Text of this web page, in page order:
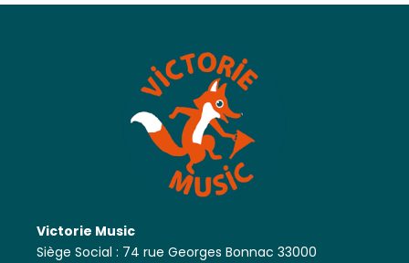
Victorie Music
Siège Social : 74 rue Georges Bonnac 33000